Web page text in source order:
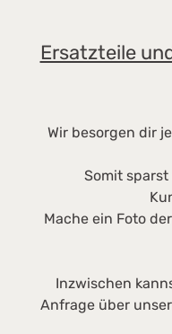
Ersatzteile
Wir besorgen dir
Somit
Mache ein Foto
Inzwischen
Anfrage über